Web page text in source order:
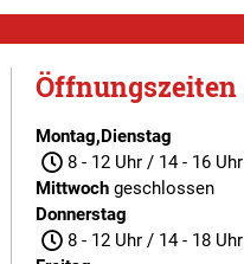
Öffnungszeiten
Montag,Dienstag
8 - 12 Uhr / 14 - 16 Uhr
Mittwoch geschlossen
Donnerstag
8 - 12 Uhr / 14 - 18 Uhr